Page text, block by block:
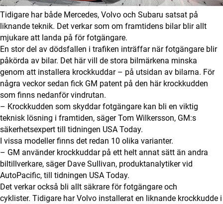
Kontakt
Nyhetsbrev
Det här är vi
Arbeta för oss
Tidigare har både Mercedes, Volvo och Subaru satsat på
liknande teknik. Det verkar som om framtidens bilar blir allt
mjukare att landa på för fotgängare.
En stor del av dödsfallen i trafiken inträffar när fotgängare blir
påkörda av bilar. Det här vill de stora bilmärkena minska
genom att installera krockkuddar – på utsidan av bilarna. För
några veckor sedan fick GM patent på den här krockkudden
som finns nedanför vindrutan.
– Krockkudden som skyddar fotgängare kan bli en viktig
teknisk lösning i framtiden, säger Tom Wilkersson, GM:s
säkerhetsexpert till tidningen USA Today.
I vissa modeller finns det redan 10 olika varianter.
– GM använder krockkuddar på ett helt annat sätt än andra
biltillverkare, säger Dave Sullivan, produktanalytiker vid
AutoPacific, till tidningen USA Today.
Det verkar också bli allt säkrare för fotgängare och
cyklister. Tidigare har Volvo installerat en liknande krockkudde i